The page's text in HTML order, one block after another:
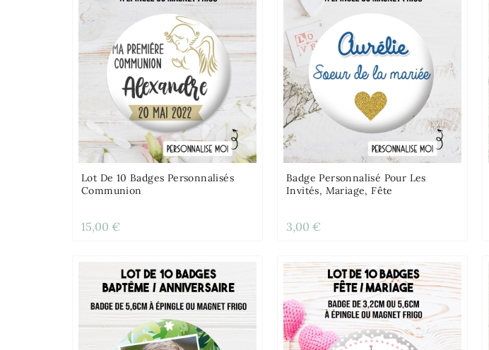
Lot De 10 Badges Personnalisés
Communion
15,00 €
Badge Personnalisé Pour Les
Invités, Mariage, Fête
3,00 €